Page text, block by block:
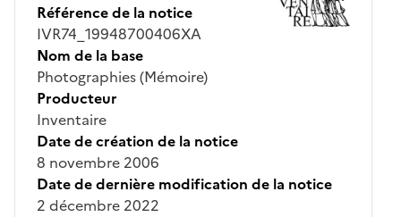
Référence de la notice
IVR74_19948700406XA
Nom de la base
Photographies (Mémoire)
Producteur
Inventaire
Date de création de la notice
8 novembre 2006
Date de dernière modification de la notice
2 décembre 2022